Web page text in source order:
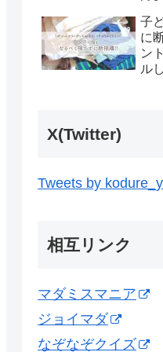
子
に
ン
ル
X(Twitter)
Tweets by
相互リンク
マダミスマニア
ジョイマダ
なぞなぞクイズ